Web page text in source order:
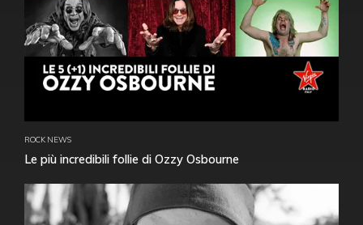
ROCK NEWS
Le più incredibili follie di Ozzy Osbourne